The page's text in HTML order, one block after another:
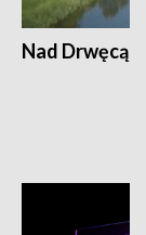
Nad Drwęcą